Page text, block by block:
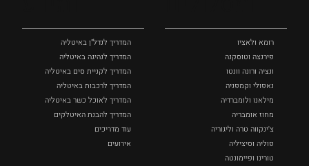
רומא ולאציו
פירנצה וטוסקנה ‏
ונציה ורונה וונטו
נאפולי‏ וקמפניה
מילאנו ולומברדיה
מחוז אומבריה
צ'ינקווה טרה וליגוריה
פוליה וסיציליה ‏
טורינו ופיימונטה
המדריך לנדל"ן באיטליה
המדריך לנהיגה באיטליה
המדריך לקניית סים באיטליה
המדריך לרכבות באיטליה
המדריך לאוכל כשר באיטליה
המדריך להבנת האיטלקים
עוד מדריכים
אירועים